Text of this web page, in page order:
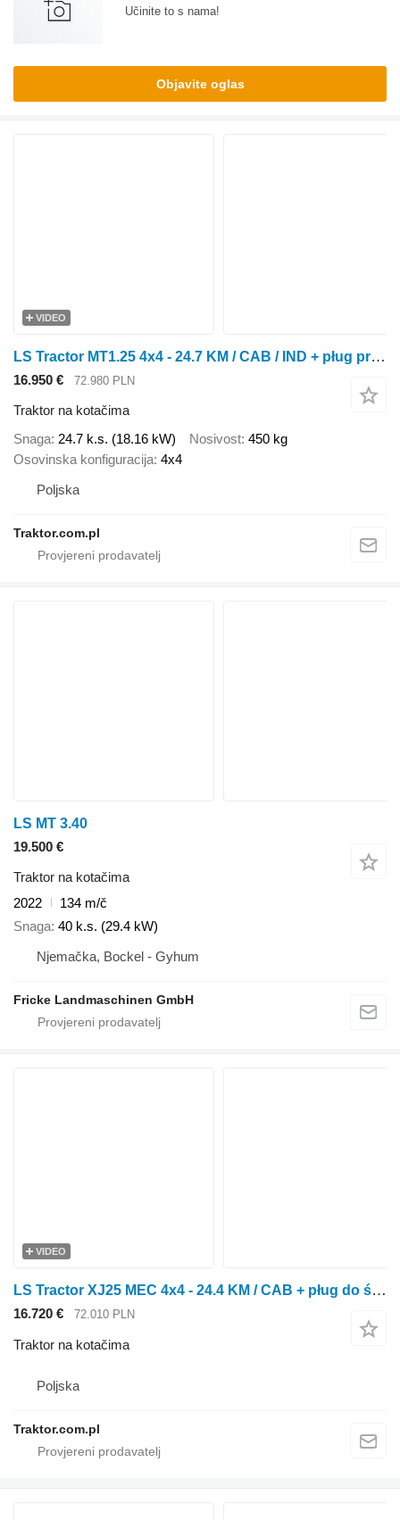
Učinite to s nama!
Objavite oglas
VIDEO
LS Tractor MT1.25 4x4 - 24.7 KM / CAB / IND + pług prosty 150 cm 4F
16.950 € 72.980 PLN
Traktor na kotačima
Snaga 24.7 k.s. (18.16 kW) Nosivost 450 kg
Osovinska konfiguracija 4x4
Poljska
Traktor.com.pl
LS MT 3.40
19.500 €
Traktor na kotačima
2022
134 m/č
Snaga 40 k.s. (29.4 kW)
Njemačka, Bockel - Gyhum
Fricke Landmaschinen GmbH
VIDEO
LS Tractor XJ25 MEC 4x4 - 24.4 KM / CAB + pług do śniegu strzałkowy
16.720 € 72.010 PLN
Traktor na kotačima
Poljska
Traktor.com.pl